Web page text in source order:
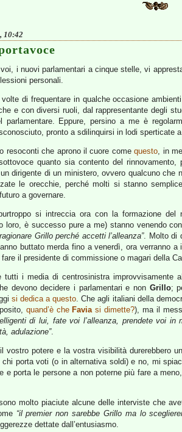
10:42
i nuovi parlamentari a cinque stelle, vi
personali.
di frequentare in qualche occasione
e con diversi ruoli, dal rappresentante degli
parlamentare. Eppure, persino a me è
pronto a sdilinquirsi in lodi
resoconti che aprono il cuore comequesto, in
quanto sia contento del
dirigente di un ministero, ovvero qualcuno
le orecchie, perché molti si stanno
a governare.
si intreccia ora con la formazione
loro, è successo pure a me) stanno venendo
Grillo perché accetti l’alleanza”. Molto di
buttato merda fino a venerdì, ora verranno
il presidente di commissione o magari della
tutti i media di centrosinistra improvvisamente
devono decidere i parlamentari e non Grillo;
si dedica a questo. Che agli italiani della
quand’è che Faviasi dimette?), ma il
di lui, fate voi l’alleanza, prendete voi
adulazione”.
vostro potere e la vostra visibilità durerebbero
chi porta voti (o in alternativa soldi) e no, mi
e porta le persone a non poterne più fare a
molto piaciute alcune delle interviste che
“il premier non sarebbe Grillo ma lo
dettate dall’entusiasmo.